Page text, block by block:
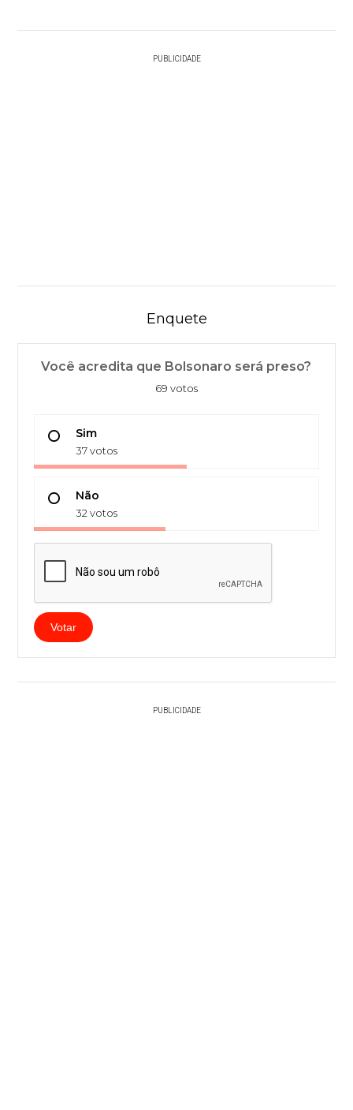
PUBLICIDADE
Enquete
Você acredita que Bolsonaro será preso?
69 votos
Sim
37 votos
Não
32 votos
Votar
PUBLICIDADE